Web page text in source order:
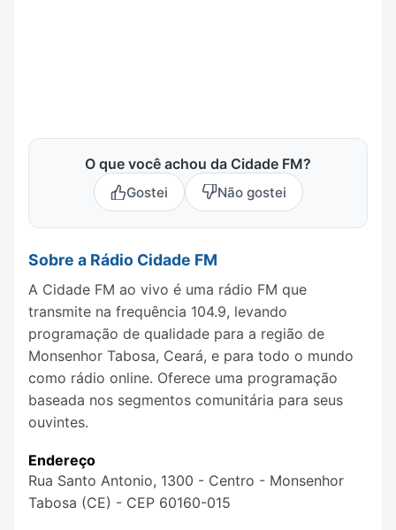
O que você achou da Cidade FM?
Gostei Não gostei
Sobre a Rádio Cidade FM
A Cidade FM ao vivo é uma rádio FM que
transmite na frequência 104.9, levando
programação de qualidade para a região de
Monsenhor Tabosa, Ceará, e para todo o mundo
como rádio online. Oferece uma programação
baseada nos segmentos comunitária para seus
ouvintes.
Endereço
Rua Santo Antonio, 1300 - Centro - Monsenhor
Tabosa (CE) - CEP 60160-015